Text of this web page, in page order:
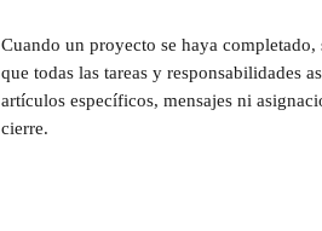
Cuando un proyecto se haya completado,
que todas las tareas y responsabilidades
artículos específicos, mensajes ni
cierre.